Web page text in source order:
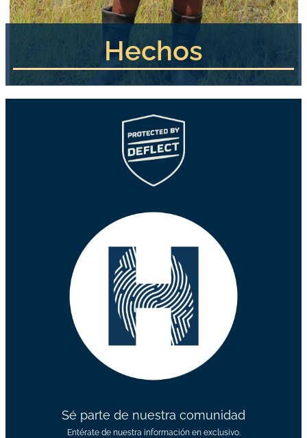
Hechos
Sé parte de nuestra comunidad
Entérate de nuestra información en exclusivo.